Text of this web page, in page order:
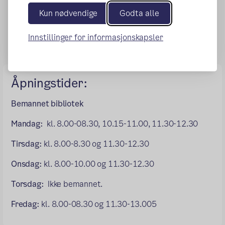
Kun nødvendige Godta alle
Innstillinger for informasjonskapsler
Publisert:23.06.2015Endret: 01.10.2025
Åpningstider:
Bemannet bibliotek
Mandag: kl. 8.00-08.30, 10.15-11.00, 11.30-12.30
Tirsdag: kl. 8.00-8.30 og 11.30-12.30
Onsdag: kl. 8.00-10.00 og 11.30-12.30
Torsdag: Ikke bemannet.
Fredag: kl. 8.00-08.30 og 11.30-13.005